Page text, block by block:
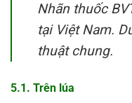
Nhãn thuốc
tại Việt Nam.
thuật chung.
5.1. Trên lúa